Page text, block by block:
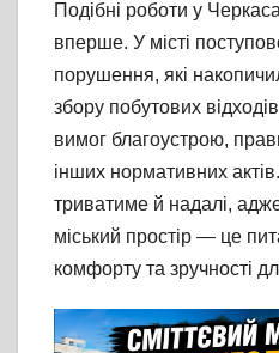
Подібні роботи у
вперше. У місті
порушення, які
збору побутових
вимог благоустрою,
інших нормативних
триватиме й надалі,
міський простір — це
комфорту та зручності